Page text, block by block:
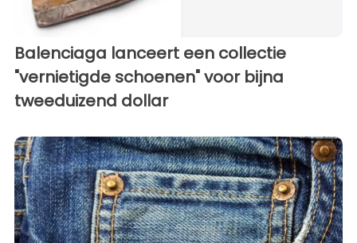
Balenciaga lanceert een collectie
"vernietigde schoenen" voor bijna
tweeduizend dollar